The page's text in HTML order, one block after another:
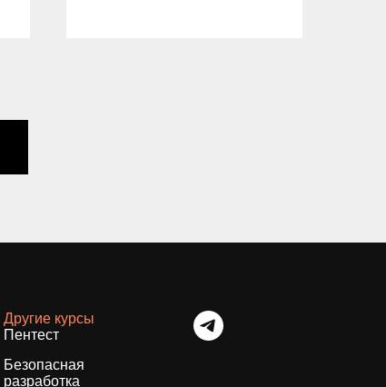
Другие курсы
Пентест
Безопасная
разработка